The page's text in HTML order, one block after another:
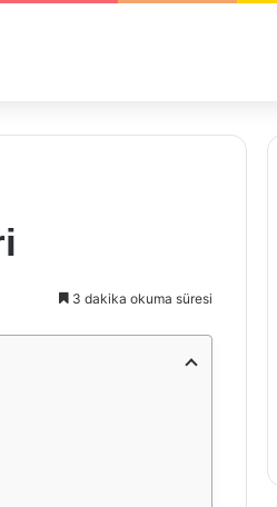
3 dakika okuma süresi